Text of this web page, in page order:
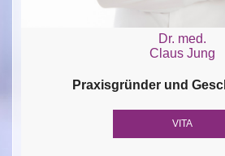
Dr. med.
Claus Jung
Praxisgründer und
VITA